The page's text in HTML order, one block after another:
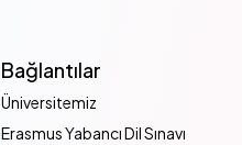
Bağlantılar
Üniversitemiz
Erasmus Yabancı Dil Sınavı